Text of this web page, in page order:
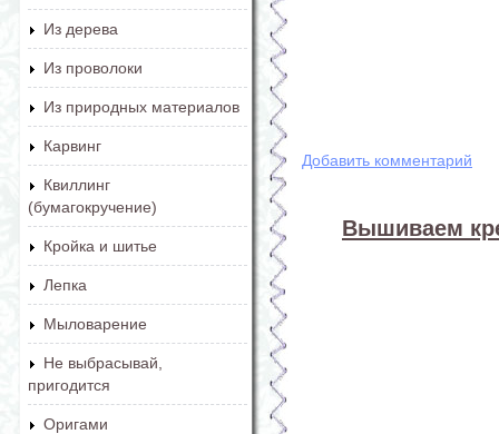
Из дерева
Из проволоки
Из природных материалов
Карвинг
Квиллинг
(бумагокручение)
Кройка и шитье
Лепка
Мыловарение
Не выбрасывай,
пригодится
Оригами
Добавить комментарий
Вышиваем